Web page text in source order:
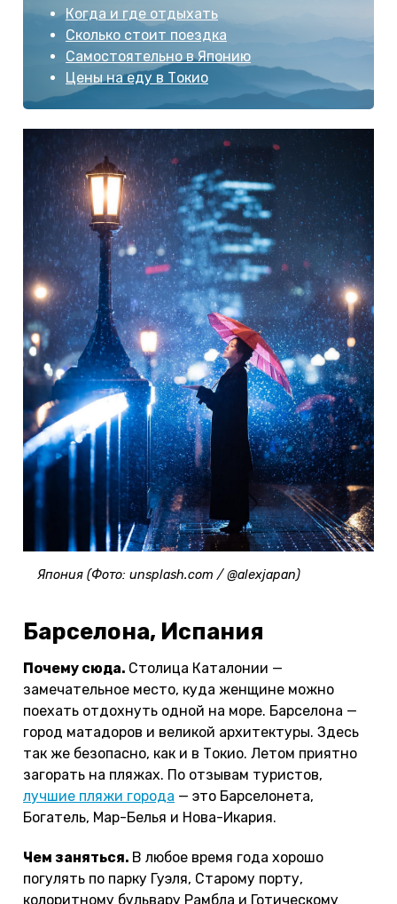
Когда и где отдыхать
Сколько стоит поездка
Самостоятельно в Японию
Цены на еду в Токио
Япония (Фото: unsplash.com / @alexjapan)
Барселона, Испания
Почему сюда. Столица Каталонии —
замечательное место, куда женщине можно
поехать отдохнуть одной на море. Барселона —
город матадоров и великой архитектуры. Здесь
так же безопасно, как и в Токио. Летом приятно
загорать на пляжах. По отзывам туристов,
лучшие пляжи города — это Барселонета,
Богатель, Мар-Белья и Нова-Икария.
Чем заняться. В любое время года хорошо
погулять по парку Гуэля, Старому порту,
колоритному бульвару Рамбла и Готическому